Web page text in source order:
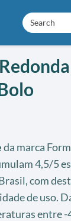
da marca
4,5/5
com
de uso.
entre -